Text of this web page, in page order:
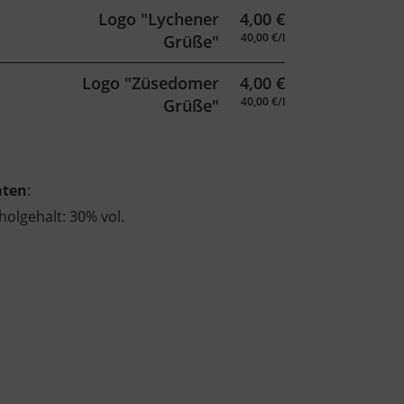
Logo "Lychener
Grüße"
4,00 €
40,00 €/l
Logo "Züsedomer
Grüße"
4,00 €
40,00 €/l
:
30% vol.